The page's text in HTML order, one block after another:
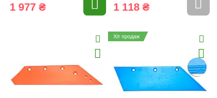
1 977 ₴ 1 118 ₴
Хіт продаж